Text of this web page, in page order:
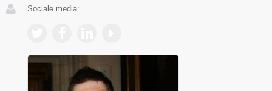
Sociale media: